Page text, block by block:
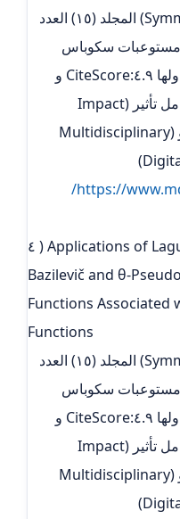
منشور في المجلة العالمية (Symmetry) المجلد (١٥) العدد
ضمن مستوعبات سكوباس
(Scopus) ضمن الربع الاول (Q١) ولها ٤.٩:CiteScore و
ضمن مستوعبات كلاريفت ولها عامل تأثير (Impact
Factor) (٢.٧) ودار نشر المجلة هو (Multidisciplinary
https://www.mdpi.com/
٤ ) Applications of Laguerre Polynomials for
Bazilevič and θ-
Functions Associated
Functions
منشور في المجلة العالمية (Symmetry) المجلد (١٥) العدد
ضمن مستوعبات سكوباس
(Scopus) ضمن الربع الاول (Q١) ولها ٤.٩:CiteScore و
ضمن مستوعبات كلاريفت ولها عامل تأثير (Impact
Factor) (٢.٧) ودار نشر المجلة هو (Multidisciplinary